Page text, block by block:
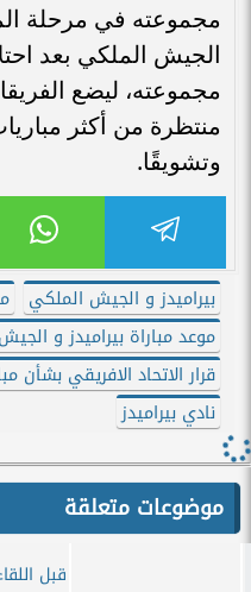
مجموعته في مرحلة
الجيش الملكي بعد
مجموعته، ليضع
منتظرة من أكثر
وتشويقًا.
بيراميدز و الجيش الملكي
موعد مباراة بيراميدز و
قرار الاتحاد الافريقي بشأن
نادي بيراميدز
موضوعات متعلقة
قبل